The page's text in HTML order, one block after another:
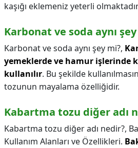
kaşığı eklemeniz yeterli
Karbonat ve soda aynı
Karbonat ve soda aynı şey mi?,
yemeklerde ve hamur işlerinde
kullanılır. Bu şekilde
tozunun mayalama özelliğidir.
Kabartma tozu diğer adı
Kabartma tozu diğer adı nedir?,
Kullanım Alanları ve Özellikleri.